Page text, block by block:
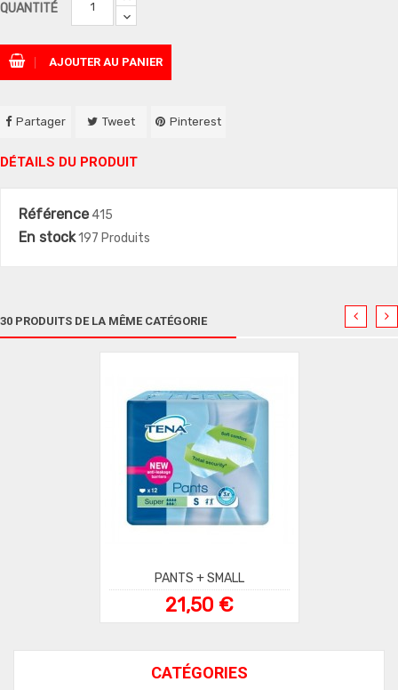
QUANTITÉ
AJOUTER AU PANIER
Partager Tweet Pinterest
DÉTAILS DU PRODUIT
Référence 415
En stock197 Produits
30 PRODUITS DE LA MÊME CATÉGORIE
PANTS + SMALL
21,50 €
CATÉGORIES